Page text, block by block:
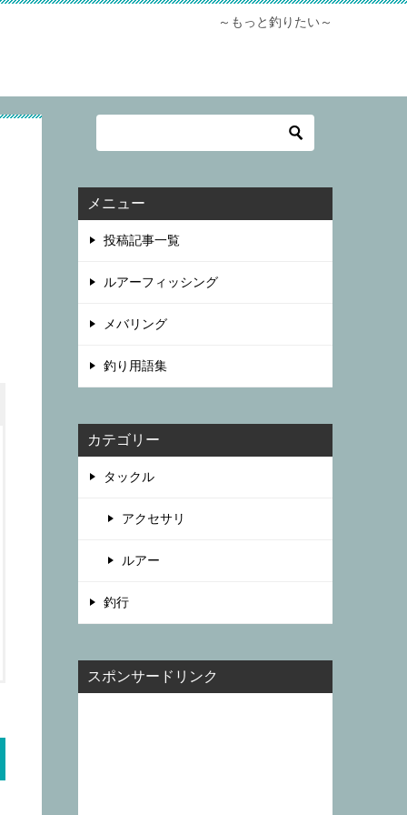
～もっと釣りたい～
メニュー
投稿記事一覧
ルアーフィッシング
メバリング
釣り用語集
カテゴリー
タックル
アクセサリ
ルアー
釣行
スポンサードリンク